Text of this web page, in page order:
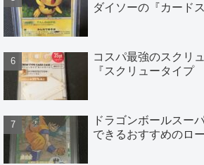
ダイソーの『カード
コスパ最強のスクリ
『スクリュータイプ
ドラゴンボールスー
できるおすすめのロ